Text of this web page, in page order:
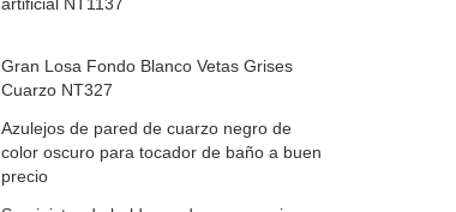
Gran Losa Fondo Blanco Vetas Grises
Cuarzo NT327
Azulejos de pared de cuarzo negro de
color oscuro para tocador de baño a buen
precio